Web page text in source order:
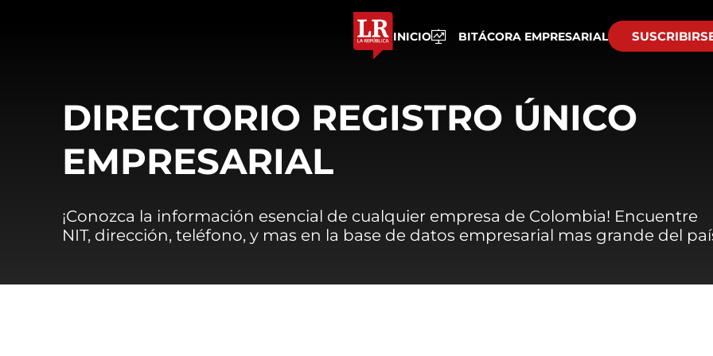
INICIO BITÁCORA EMPRESARIAL
DIRECTORIO REGISTRO ÚNICO
EMPRESARIAL
¡Conozca la información esencial de cualquier empresa de Colombia! Encuentre
NIT, dirección, teléfono, y mas en la base de datos empresarial mas grande del